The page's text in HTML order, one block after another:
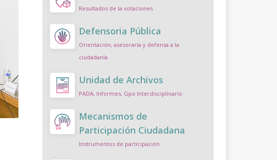
Resultados de la votaciones
Defensoria Pública
Orientación, asesoraría y defensa a la
ciudadanía
Unidad de Archivos
PADA, Informes, Gpo Interdisciplinario
Mecanismos de
Participación Ciudadana
Instrumentos de participación